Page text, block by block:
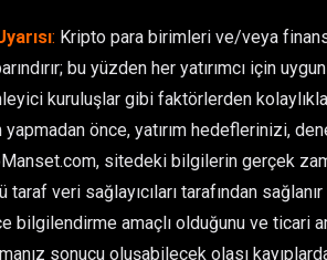
: Kripto para birimleri ve/veya
bu yüzden her yatırımcı için
kuruluşlar gibi faktörlerden
yapmadan önce, yatırım hedeflerinizi,
sitedeki bilgilerin gerçek
taraf veri sağlayıcıları tarafından
bilgilendirme amaçlı olduğunu ve ticari
sonucu oluşabilecek olası